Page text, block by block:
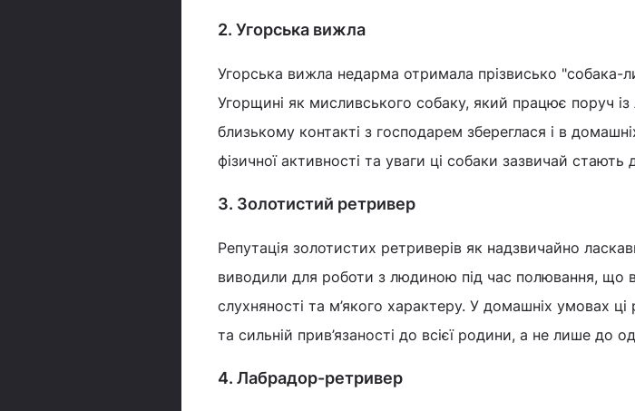
2. Угорська вижла
Угорська вижла недарма отримала прізвисько
Угорщині як мисливського собаку, який працює поруч
близькому контакті з господарем збереглася і в
фізичної активності та уваги ці собаки зазвичай
3. Золотистий ретривер
Репутація золотистих ретриверів як надзвичайно
виводили для роботи з людиною під час полювання, що
слухняності та м’якого характеру. У домашніх умовах
та сильній прив’язаності до всієї родини, а не лише до
4. Лабрадор-ретривер